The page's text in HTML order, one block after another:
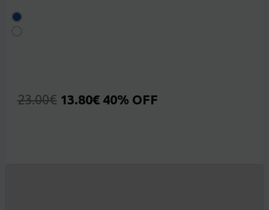
23.00€ 13.80€ 40% OFF